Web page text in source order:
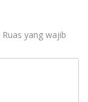
Ruas yang wajib